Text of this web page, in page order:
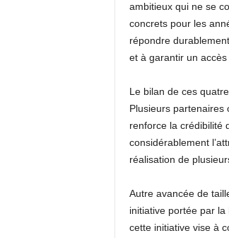
ambitieux qui ne se
concrets pour les
répondre
et à garantir un accès
Le bilan de ces
Plusieurs partenaires
renforce la crédibilité
considérablement
réalisation de
Autre avancée de
initiative portée par
cette initiative vise à